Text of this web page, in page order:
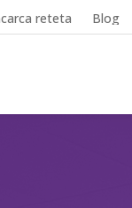
reteta Blog